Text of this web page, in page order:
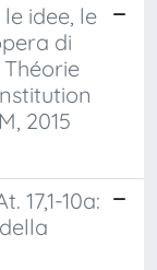
idee, le
di
2015
17,1-10a: